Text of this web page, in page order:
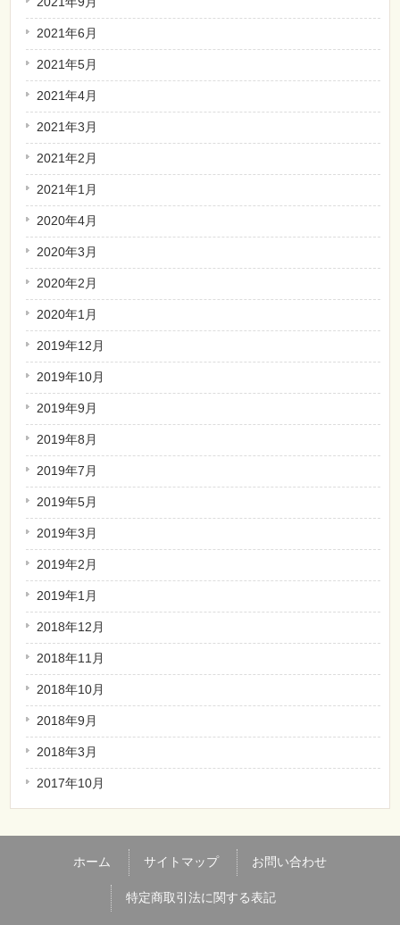
2021年6月
2021年5月
2021年4月
2021年3月
2021年2月
2021年1月
2020年4月
2020年3月
2020年2月
2020年1月
2019年12月
2019年10月
2019年9月
2019年8月
2019年7月
2019年5月
2019年3月
2019年2月
2019年1月
2018年12月
2018年11月
2018年10月
2018年9月
2018年3月
2017年10月
ホーム サイトマップ お問い合わせ
特定商取引法に関する表記